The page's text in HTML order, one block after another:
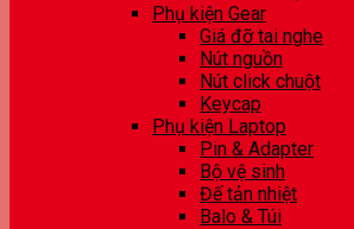
Phụ kiện Gear
Giá đỡ tai nghe
Nút nguồn
Nút click chuột
Keycap
Phụ kiện Laptop
Pin & Adapter
Bộ vệ sinh
Đế tản nhiệt
Balo & Túi